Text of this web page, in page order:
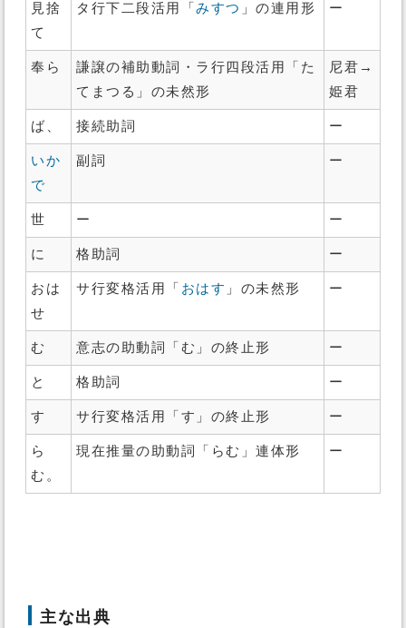
見捨
て
タ行下二段活用「 みすつ 」の連用形 ー
奉ら
謙譲の補助動詞・ラ行四段活用「た
てまつる」の未然形
尼君→
姫君
ば、 接続助詞 ー
いか
で
副詞 ー
世 ー ー
に 格助詞 ー
おは
せ
サ行変格活用「 おはす 」の未然形 ー
む 意志の助動詞「む」の終止形 ー
と 格助詞 ー
す サ行変格活用「す」の終止形 ー
ら
む。
現在推量の助動詞「らむ」連体形 ー
主な出典